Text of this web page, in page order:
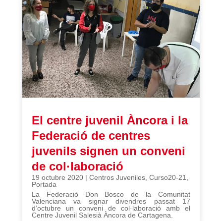
El centre juvenil Àncora i la
Federació de centres
juvenils signen un conveni
de col·laboració
19 octubre 2020| Centros Juveniles, Curso20-21,
Portada
La Federació Don Bosco de la Comunitat
Valenciana va signar divendres passat 17
d’octubre un conveni de col·laboració amb el
Centre Juvenil Salesià Àncora de Cartagena.